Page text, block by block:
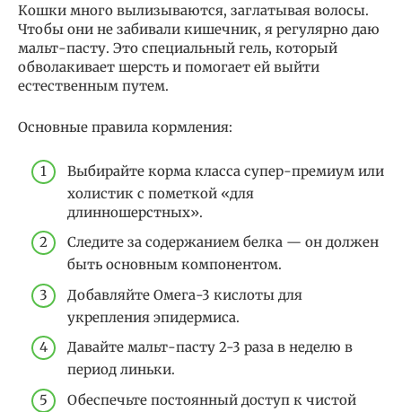
Кошки много вылизываются, заглатывая волосы.
Чтобы они не забивали кишечник, я регулярно даю
мальт-пасту. Это специальный гель, который
обволакивает шерсть и помогает ей выйти
естественным путем.
Основные правила кормления:
Выбирайте корма класса супер-премиум или
холистик с пометкой «для
длинношерстных».
Следите за содержанием белка — он должен
быть основным компонентом.
Добавляйте Омега-3 кислоты для
укрепления эпидермиса.
Давайте мальт-пасту 2-3 раза в неделю в
период линьки.
Обеспечьте постоянный доступ к чистой